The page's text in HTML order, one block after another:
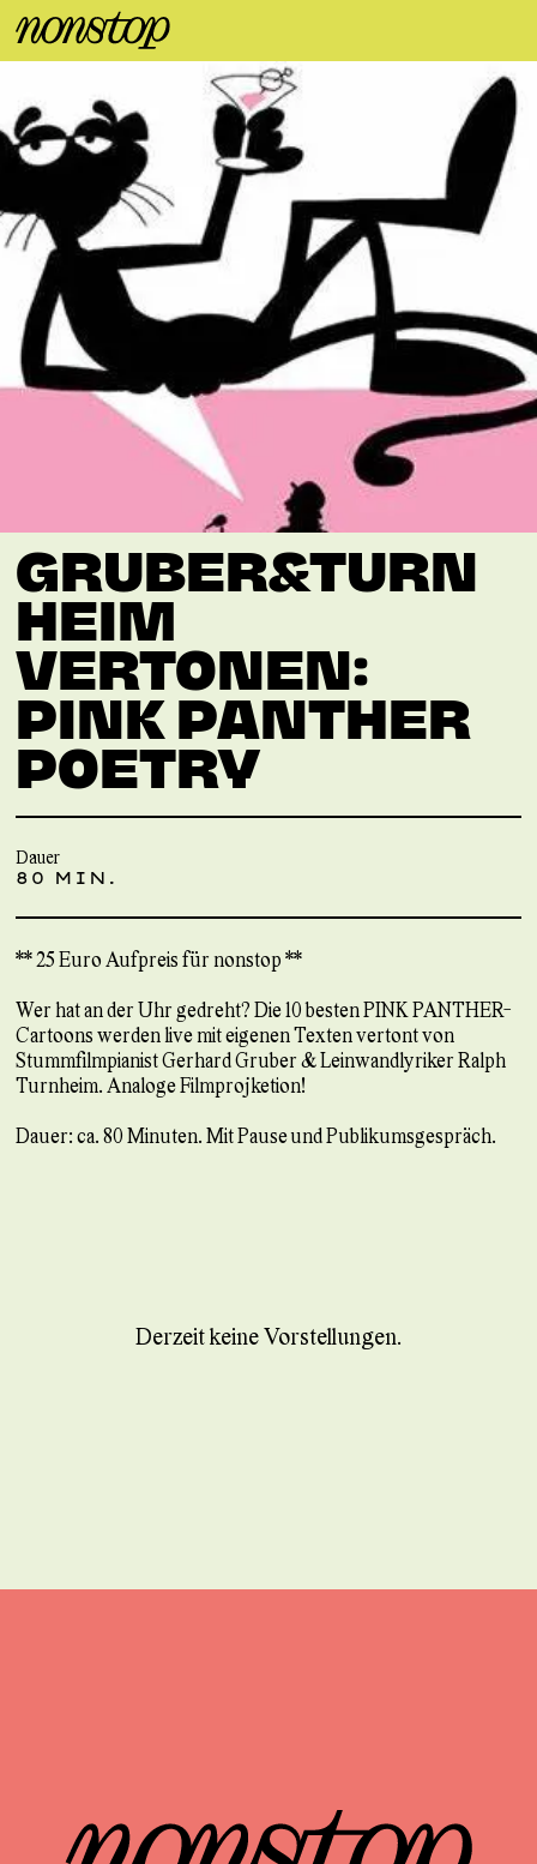
Derzeit keine Vorstellungen.
GRUBER&TURN
HEIM
VERTONEN:
PINK PANTHER
POETRY
Dauer
80 MIN.
** 25 Euro Aufpreis für nonstop **
Wer hat an der Uhr gedreht? Die 10 besten PINK PANTHER-
Cartoons werden live mit eigenen Texten vertont von
Stummfilmpianist Gerhard Gruber & Leinwandlyriker Ralph
Turnheim. Analoge Filmprojketion!
Dauer: ca. 80 Minuten. Mit Pause und Publikumsgespräch.